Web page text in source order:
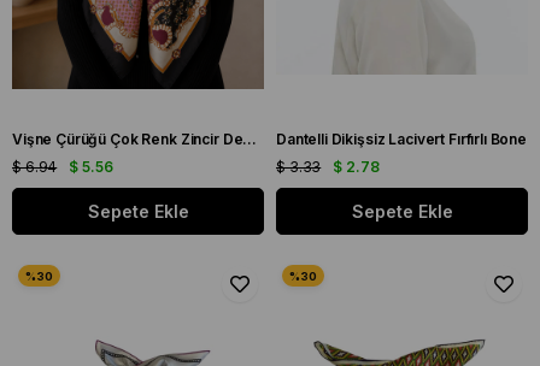
Vişne Çürüğü Çok Renk Zincir Desenli Fular
$ 5.56
$ 6.94
Sepete Ekle
Dantelli Dikişsiz Lacivert Fırfırlı Bone
$ 2.78
$ 3.33
Sepete Ekle